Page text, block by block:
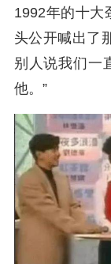
1992年的十大
头公开喊出了
别人说我们一
他。”